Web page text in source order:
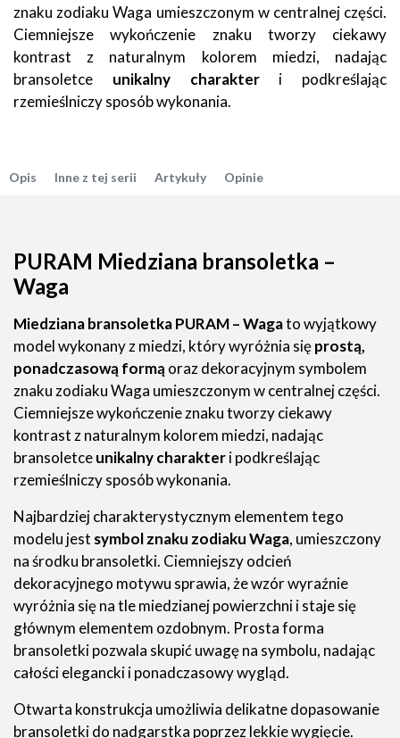
znaku zodiaku Waga umieszczonym w centralnej części.
Ciemniejsze wykończenie znaku tworzy ciekawy
kontrast z naturalnym kolorem miedzi, nadając
bransoletce unikalny charakteri podkreślając
rzemieślniczy sposób wykonania.
Opis Inne z tej serii Artykuły Opinie
PURAM Miedziana bransoletka –
Waga
Miedziana bransoletka PURAM – Wagato wyjątkowy
model wykonany z miedzi, który wyróżnia sięprostą,
ponadczasową formą oraz dekoracyjnym symbolem
znaku zodiaku Waga umieszczonym w centralnej części.
Ciemniejsze wykończenie znaku tworzy ciekawy
kontrast z naturalnym kolorem miedzi, nadając
bransoletceunikalny charakteri podkreślając
rzemieślniczy sposób wykonania.
Najbardziej charakterystycznym elementem tego
modelu jest symbol znaku zodiaku Waga, umieszczony
na środku bransoletki. Ciemniejszy odcień
dekoracyjnego motywu sprawia, że wzór wyraźnie
wyróżnia się na tle miedzianej powierzchni i staje się
głównym elementem ozdobnym. Prosta forma
bransoletki pozwala skupić uwagę na symbolu, nadając
całości elegancki i ponadczasowy wygląd.
Otwarta konstrukcja umożliwia delikatne dopasowanie
bransoletki do nadgarstka poprzez lekkie wygięcie.